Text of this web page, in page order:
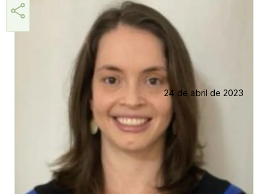
Márcia Miranda
24 de abril de 2023